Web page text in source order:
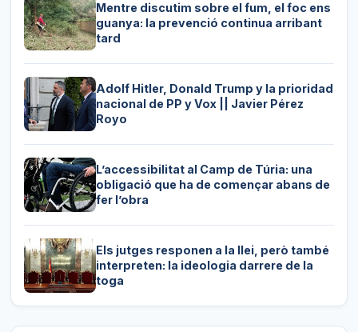
Mentre discutim sobre el fum, el foc ens
guanya: la prevenció continua arribant
tard
Adolf Hitler, Donald Trump y la prioridad
nacional de PP y Vox || Javier Pérez
Royo
L’accessibilitat al Camp de Túria: una
obligació que ha de començar abans de
fer l’obra
Els jutges responen a la llei, però també
interpreten: la ideologia darrere de la
toga